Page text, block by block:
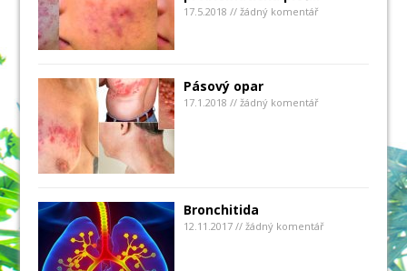
17.5.2018 // žádný komentář
Pásový opar
17.1.2018 // žádný komentář
Bronchitida
12.11.2017 // žádný komentář